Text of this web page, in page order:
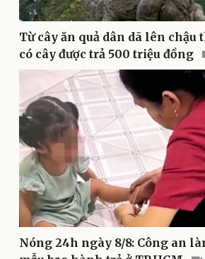
Văn hóa
Sân khấu - Điện ảnh
Văn học
Âm nhạc
Giải trí
Nghệ sĩ
Thời
Sao
Từ cây ăn quả dân dã lên chậu
có cây được trả 500 triệu đồng
Nóng 24h ngày 8/8: Công an